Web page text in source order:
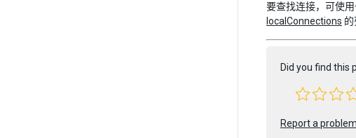
要查找连接，可使
localConnections 的
Did you find this
Report a